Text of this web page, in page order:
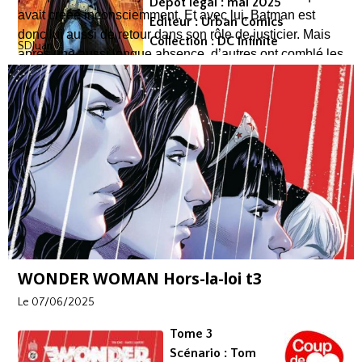
Editeur : Urban Comics
Collection : DC Infinite
EAN/ISBN : 979-10-26824-59-6
Nombre de pages : 156
avait créée inconsciemment. Et avec lui, Batman est
donc lui aussi de retour dans son rôle de justicier. Mais
après une aussi longue absence, d’autres ont comblé les
vides laissés par Bruce Wayne / Batman, autant de
nouveaux personnages qui voudraient faire croire qu’ils
veulent le bien de Gotham comme Edward Nygma dit le
Sphinx qui prétend être le nouveau bienfaiteur, Vandal
Savage à la tête de la police, Leonid Kull au sommet de
la Cour des Hiboux sans parler du Commandant Star, ce
nouveau justicier qui enflamme les foules…
SDJuan
WONDER WOMAN Hors-la-loi t3
Le 07/06/2025
Tome 3
Scénario : Tom